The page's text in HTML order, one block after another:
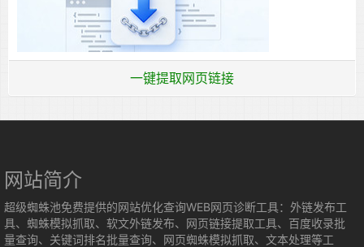
一键提取网页链接
网站简介
超级蜘蛛池免费提供的网站优化查询WEB网页诊断工具：外链发布工
具、蜘蛛模拟抓取、软文外链发布、网页链接提取工具、百度收录批
量查询、关键词排名批量查询、网页蜘蛛模拟抓取、文本处理等工